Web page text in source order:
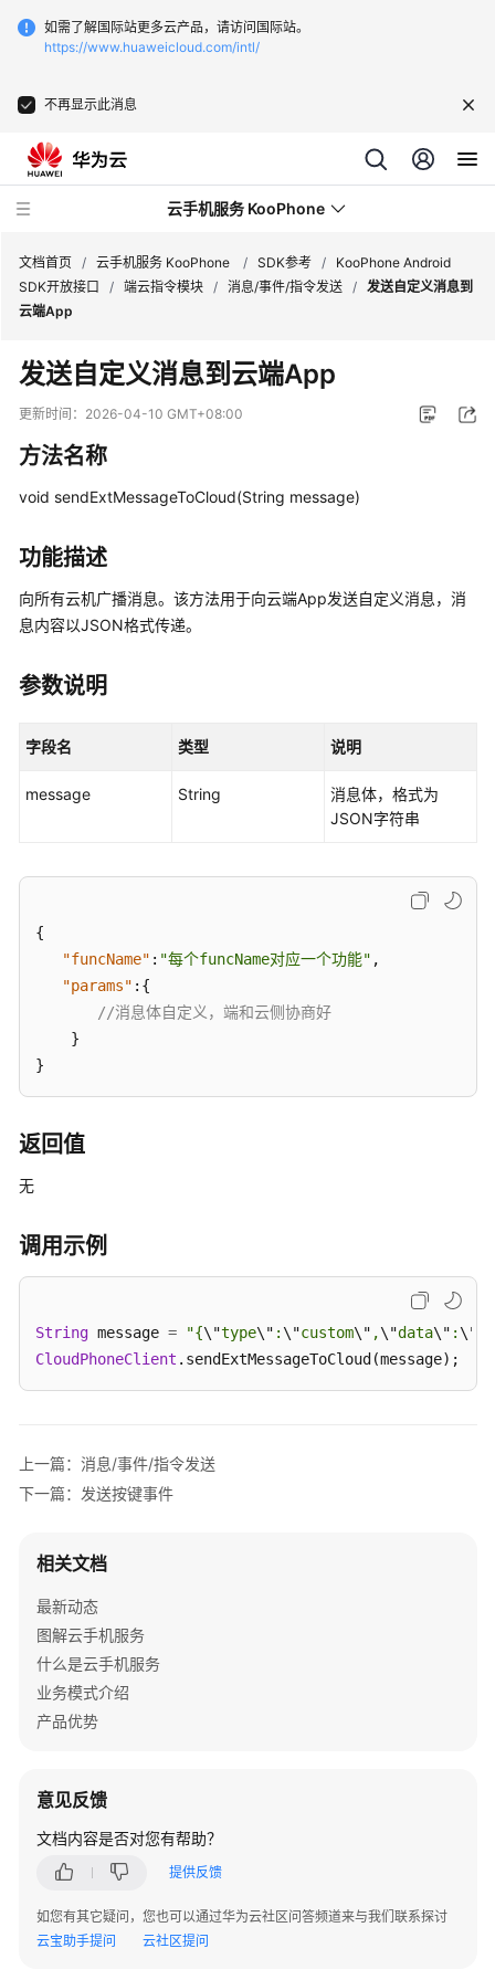
如需了解国际站更多云产品，请访问国际站。
https://www.huaweicloud.com/intl/
不再显示此消息
云手机服务 KooPhone
新
动
态
产
介
费
说
入
指
API
参
KooPhone
侧
SDK
述
端
侧
能
阵
KooPhone
Android
SDK
接
口
基
功
能
文档首页 / 云手机服务 KooPhone / SDK参考 /
KooPhone Android
SDK开放接口
/ 端云指令模块 / 消息/事件/指令发送 / 发送自定义消息到
云端App
发送自定义消息到云端App
更新时间： 2026-04-10 GMT+08:00
方法名称
void sendExtMessageToCloud(String message)
功能描述
向所有云机广播消息。该方法用于向云端App发送自定义消息，消
息内容以JSON格式传递。
参数说明
字段名 类型 说明
message String
消息体，格式为
JSON字符串
{
"funcName" : "每个funcName对应一个功能" ,
"params" : {
//消息体自定义，端和云侧协商好
}
}
返回值
无
调用示例
String message = "{\"type\" : \"custom\" ,\"data\" : \"
CloudPhoneClient .sendExtMessageToCloud(message);
上一篇：消息/事件/指令发送
下一篇：发送按键事件
相关文档
最新动态
图解云手机服务
什么是云手机服务
业务模式介绍
产品优势
意见反馈
文档内容是否对您有帮助？
提供反馈
如您有其它疑问，您也可以通过华为云社区问答频道来与我们联系探讨
云宝助手提问
云社区提问